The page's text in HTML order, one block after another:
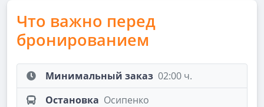
Что важно перед
бронированием
Минимальный заказ 02:00 ч.
Остановка Осипенко